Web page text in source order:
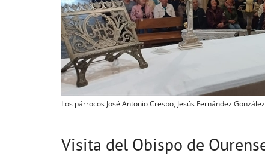
Los párrocos José Antonio Crespo, Jesús Fernández
Visita del Obispo de